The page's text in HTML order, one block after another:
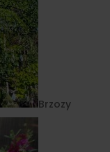
Brzozy